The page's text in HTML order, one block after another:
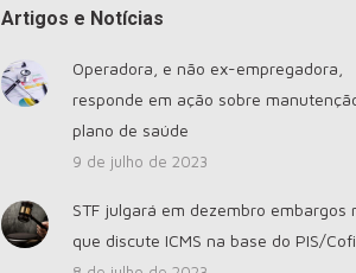
Artigos e Notícias
Operadora, e não ex-empregadora,
responde em ação sobre
plano de saúde
9 de julho de 2023
STF julgará em dezembro embargos
que discute ICMS na base do PIS/